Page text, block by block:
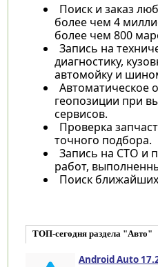
Поиск и заказ
более чем 4
более чем 800
Запись на
диагностику,
автомойку и
Автоматическое
геопозиции при
сервисов.
Проверка
точного подбора.
Запись на СТО и
работ,
Поиск
ТОП-сегодня раздела "Авто"
Android Auto